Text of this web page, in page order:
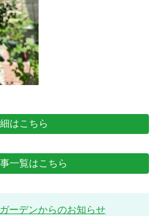
はこちら
一覧はこちら
ーデンからのお知らせ